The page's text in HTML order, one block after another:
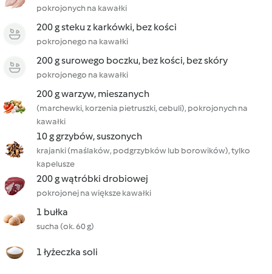
pokrojonych na kawałki
200 g steku z karkówki, bez kości
pokrojonego na kawałki
200 g surowego boczku, bez kości, bez skóry
pokrojonego na kawałki
200 g warzyw, mieszanych
(marchewki, korzenia pietruszki, cebuli), pokrojonych na
kawałki
10 g grzybów, suszonych
krajanki (maślaków, podgrzybków lub borowików), tylko
kapelusze
200 g wątróbki drobiowej
pokrojonej na większe kawałki
1 bułka
sucha (ok. 60 g)
1 łyżeczka soli